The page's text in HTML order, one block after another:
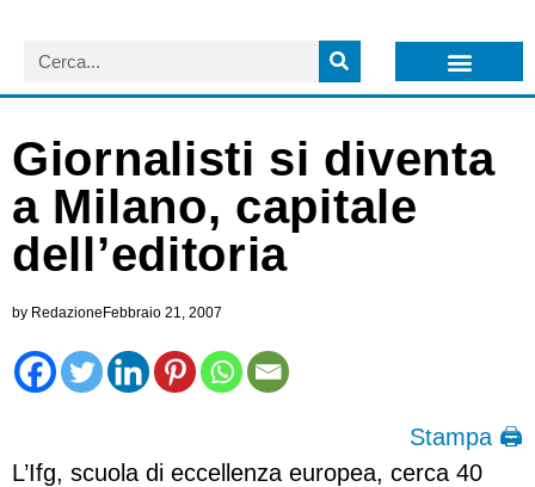
Giornalisti si diventa
a Milano, capitale
dell’editoria
by Redazione Febbraio 21, 2007
Stampa 🖨
L’Ifg, scuola di eccellenza europea, cerca 40